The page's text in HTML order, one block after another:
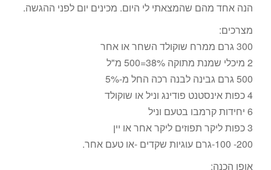
הנה אחד מהם שהמצאתי לי היום. מכינים יום לפני ההגשה.
מצרכים:
300 גרם ממרח שוקולד השחר או אחר
2 מיכלי שמנת מתוקה 38%=500 מ"ל
500 גרם גבינה לבנה רכה החל מ-5%
4 כפות אינסטנט פודינג וניל או שוקולד
6 יחידות קרמבו בטעם וניל
3 כפות ליקר תפוזים ליקר אחר או יין
200- 100-גרם עוגיות שקדים -או טעם אחר.
אופן הכנה: